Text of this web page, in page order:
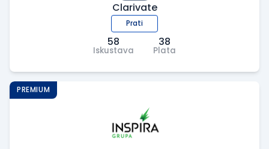
Clarivate
Prati
58
Iskustava
38
Plata
PREMIUM